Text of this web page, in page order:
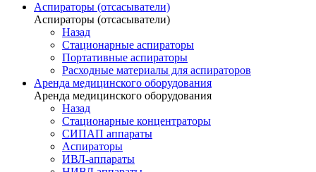
Аспираторы (отсасыватели)
Аспираторы (отсасыватели)
Назад
Стационарные аспираторы
Портативные аспираторы
Расходные материалы для аспираторов
Аренда медицинского оборудования
Аренда медицинского оборудования
Назад
Стационарные концентраторы
СИПАП аппараты
Аспираторы
ИВЛ-аппараты